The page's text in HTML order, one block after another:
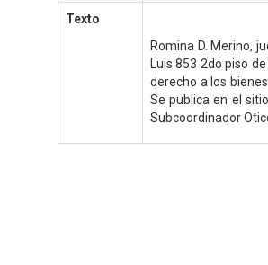
Texto
Romina D. Merino,
Luis 853 2do piso
derecho a los
Se publica en el
Subcoordinador